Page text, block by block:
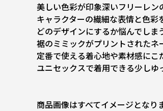
美しい色彩が印象深いフリーレン
キャラクターの繊細な表情と色彩
どのデザインにするか悩んでしま
裾のミミックがプリントされたネ
定番で使える着心地や素材感にこ
ユニセックスで着用できる少しゆ
商品画像はすべてイメージとなり